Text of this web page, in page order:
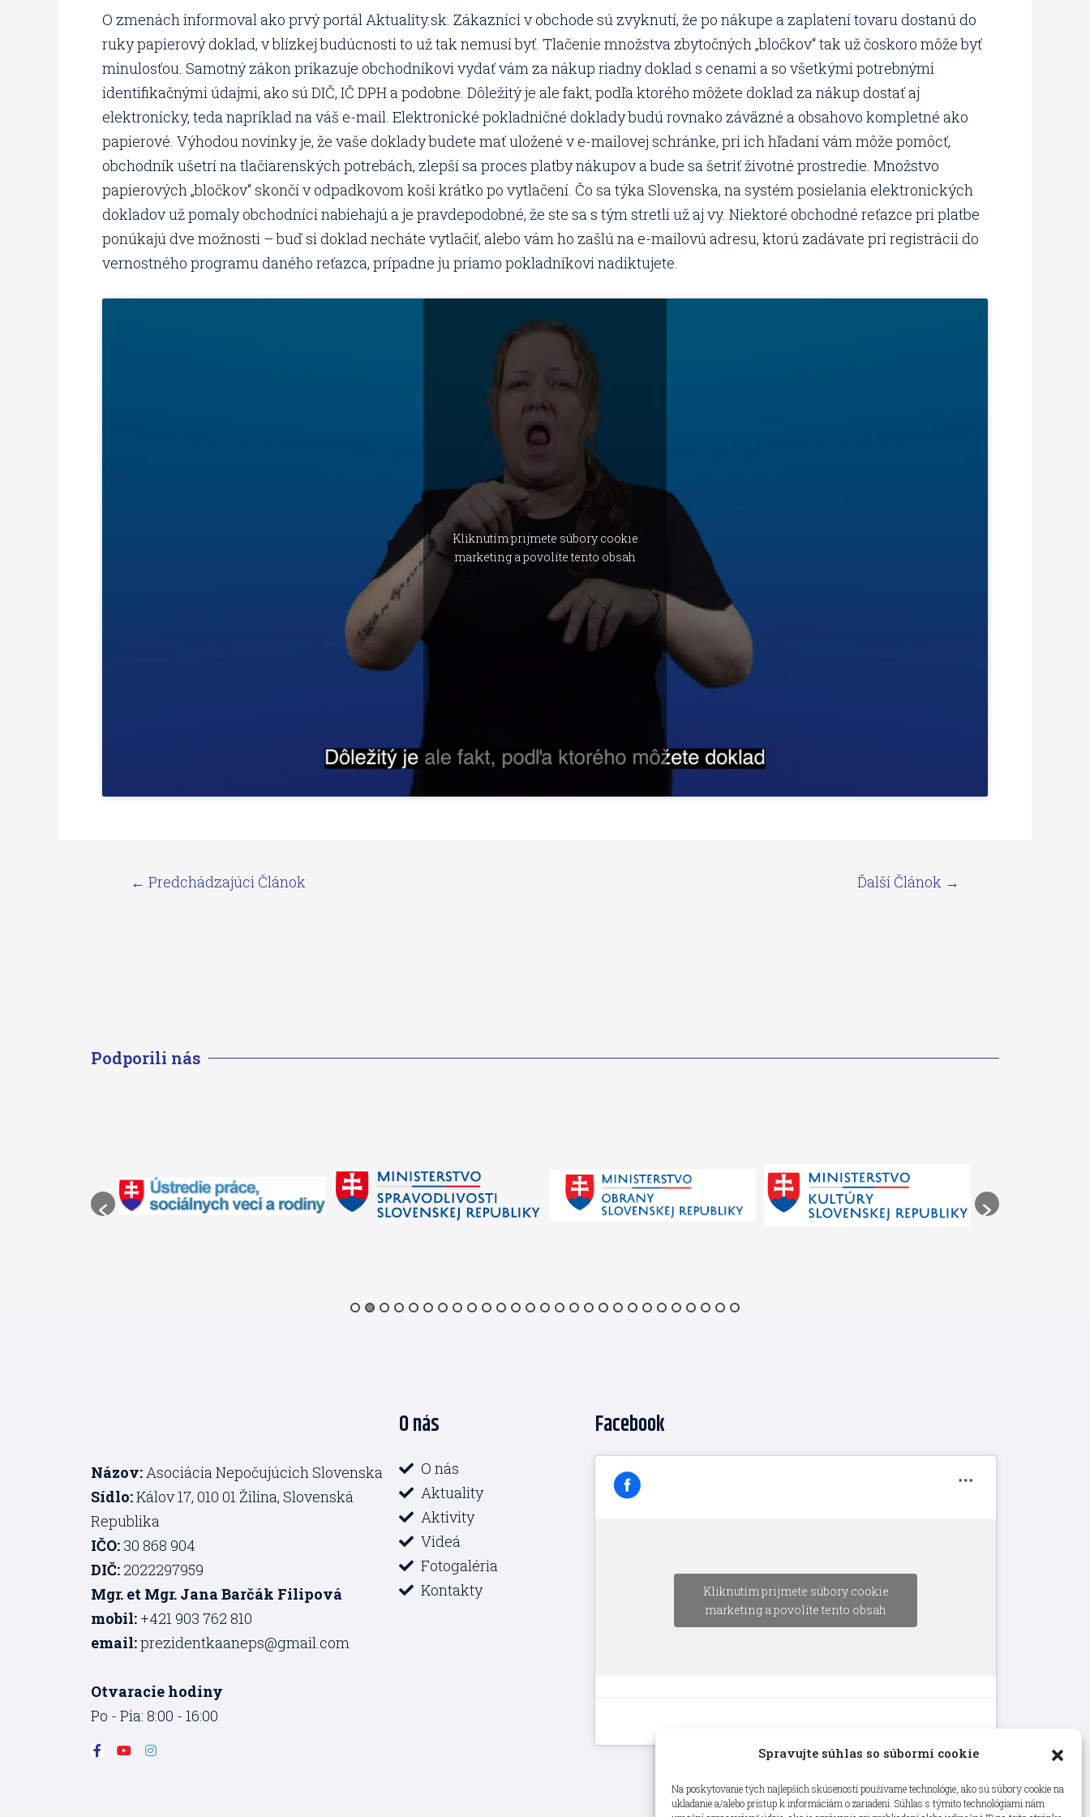
Spravujte súhlas so súbormi cookie
Na poskytovanie tých najlepších skúseností používame technológie, ako sú súbory cookie na
ukladanie a/alebo prístup k informáciám o zariadení. Súhlas s týmito technológiami nám
O zmenách informoval ako prvý portál Aktuality.sk. Zákazníci v obchode sú zvyknutí, že po nákupe a zaplatení tovaru dostanú do
ruky papierový doklad, v blízkej budúcnosti to už tak nemusí byť. Tlačenie množstva zbytočných „bločkov“ tak už čoskoro môže byť
minulosťou. Samotný zákon prikazuje obchodníkovi vydať vám za nákup riadny doklad s cenami a so všetkými potrebnými
identifikačnými údajmi, ako sú DIČ, IČ DPH a podobne. Dôležitý je ale fakt, podľa ktorého môžete doklad za nákup dostať aj
elektronicky, teda napríklad na váš e-mail. Elektronické pokladničné doklady budú rovnako záväzné a obsahovo kompletné ako
papierové. Výhodou novinky je, že vaše doklady budete mať uložené v e-mailovej schránke, pri ich hľadaní vám môže pomôcť,
obchodník ušetrí na tlačiarenských potrebách, zlepší sa proces platby nákupov a bude sa šetriť životné prostredie. Množstvo
papierových „bločkov“ skončí v odpadkovom koši krátko po vytlačení. Čo sa týka Slovenska, na systém posielania elektronických
dokladov už pomaly obchodníci nabiehajú a je pravdepodobné, že ste sa s tým stretli už aj vy. Niektoré obchodné reťazce pri platbe
ponúkajú dve možnosti – buď si doklad necháte vytlačiť, alebo vám ho zašlú na e-mailovú adresu, ktorú zadávate pri registrácii do
vernostného programu daného reťazca, prípadne ju priamo pokladníkovi nadiktujete.
Kliknutím prijmete súbory cookie
marketing a povolíte tento obsah
← Predchádzajúci Článok Ďalší Článok →
Podporili nás
Názov:Asociácia Nepočujúcich Slovenska
Sídlo:Kálov 17, 010 01 Žilina, Slovenská
Republika
IČO: 30 868 904
DIČ: 2022297959
Mgr. et Mgr. Jana Barčák Filipová
mobil: +421 903 762 810
email:prezidentkaaneps@gmail.com
Otvaracie hodiny
Po - Pia: 8:00 - 16:00
F
a
Y I
O nás
O nás
Aktuality
Aktivity
Videá
Fotogaléria
Kontakty
Facebook
Kliknutím prijmete súbory cookie
marketing a povolíte tento obsah